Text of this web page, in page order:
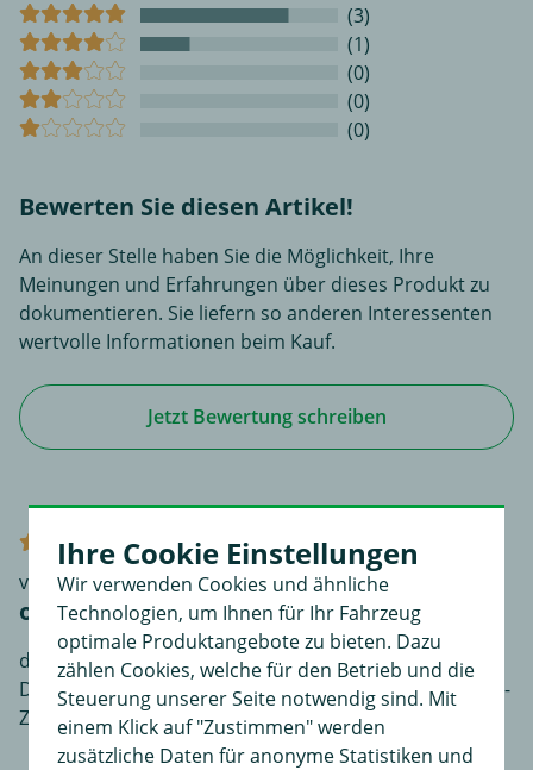
(3)
(1)
(0)
(0)
(0)
Bewerten Sie diesen Artikel!
An dieser Stelle haben Sie die Möglichkeit, Ihre
Meinungen und Erfahrungen über dieses Produkt zu
dokumentieren. Sie liefern so anderen Interessenten
wertvolle Informationen beim Kauf.
Jetzt Bewertung schreiben
Verifizierter Kauf (TrustedShops)
von Anonym
okay
das einzige was war, dass in der Beschreibung
Dauerplus angegeben war und dies gar nicht nötig ist -
Zündungsplus reicht auch.
Ihre Cookie Einstellungen
Wir verwenden Cookies und ähnliche
Technologien, um Ihnen für Ihr Fahrzeug
optimale Produktangebote zu bieten. Dazu
zählen Cookies, welche für den Betrieb und die
Steuerung unserer Seite notwendig sind. Mit
einem Klick auf "Zustimmen" werden
zusätzliche Daten für anonyme Statistiken und